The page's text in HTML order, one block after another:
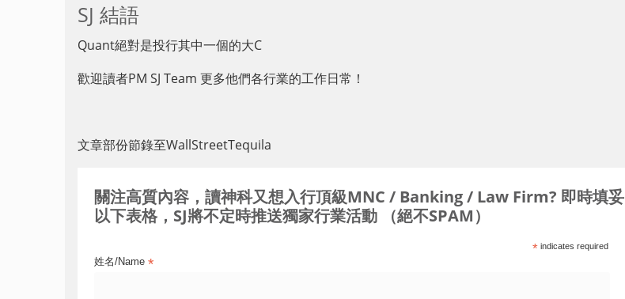
SJ 結語
Quant絕對是投行其中一個的大C
歡迎讀者PM SJ Team 更多他們各行業的工作日常！
文章部份節錄至WallStreetTequila
關注高質內容，讀神科又想入行頂級MNC / Banking / Law Firm? 即時填妥
以下表格，SJ將不定時推送獨家行業活動 （絕不SPAM）
*indicates required
姓名/Name *